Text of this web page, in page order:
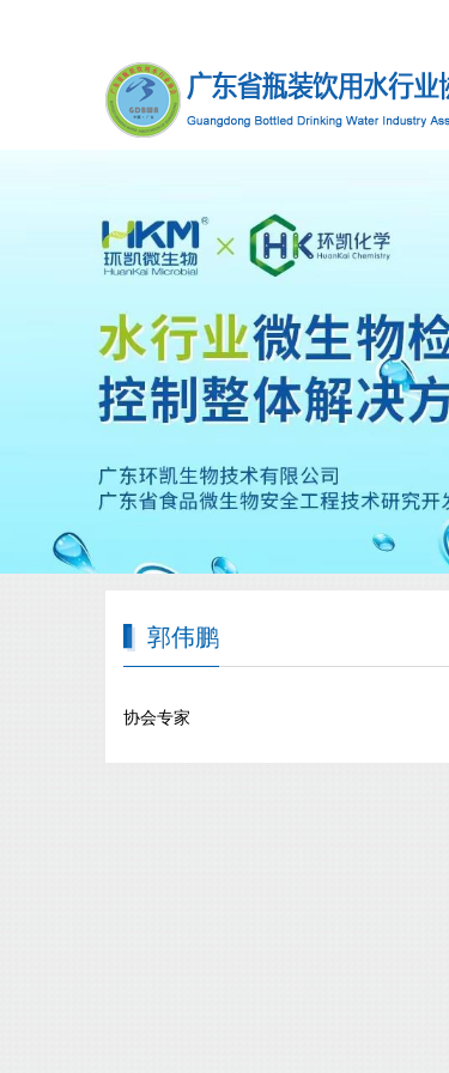
郭伟鹏
协会专家